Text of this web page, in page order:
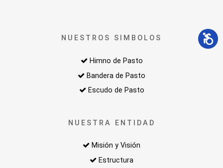
NUESTROS SIMBOLOS
Himno de Pasto
Bandera de Pasto
Escudo de Pasto
NUESTRA ENTIDAD
Misión y Visión
Estructura